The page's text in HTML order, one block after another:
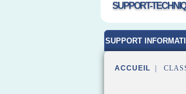
SUPPORT-
SUPPORT
ACCUEIL |